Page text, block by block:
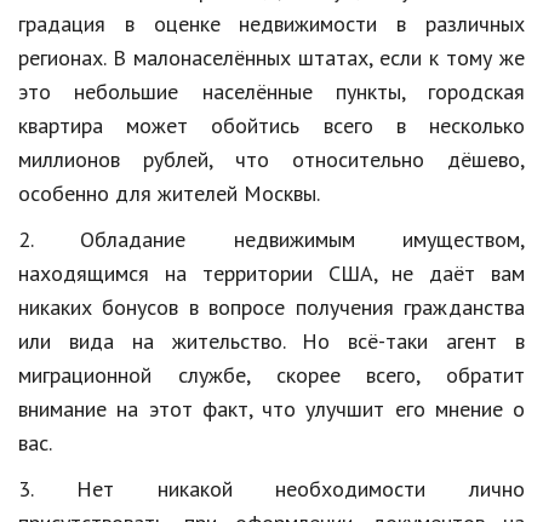
Природа
Образование
Наука и технологии
градация в оценке недвижимости в различных
регионах. В малонаселённых штатах, если к тому же
это небольшие населённые пункты, городская
квартира может обойтись всего в несколько
миллионов рублей, что относительно дёшево,
особенно для жителей Москвы.
2. Обладание недвижимым имуществом,
находящимся на территории США, не даёт вам
никаких бонусов в вопросе получения гражданства
или вида на жительство. Но всё-таки агент в
миграционной службе, скорее всего, обратит
внимание на этот факт, что улучшит его мнение о
вас.
3. Нет никакой необходимости лично